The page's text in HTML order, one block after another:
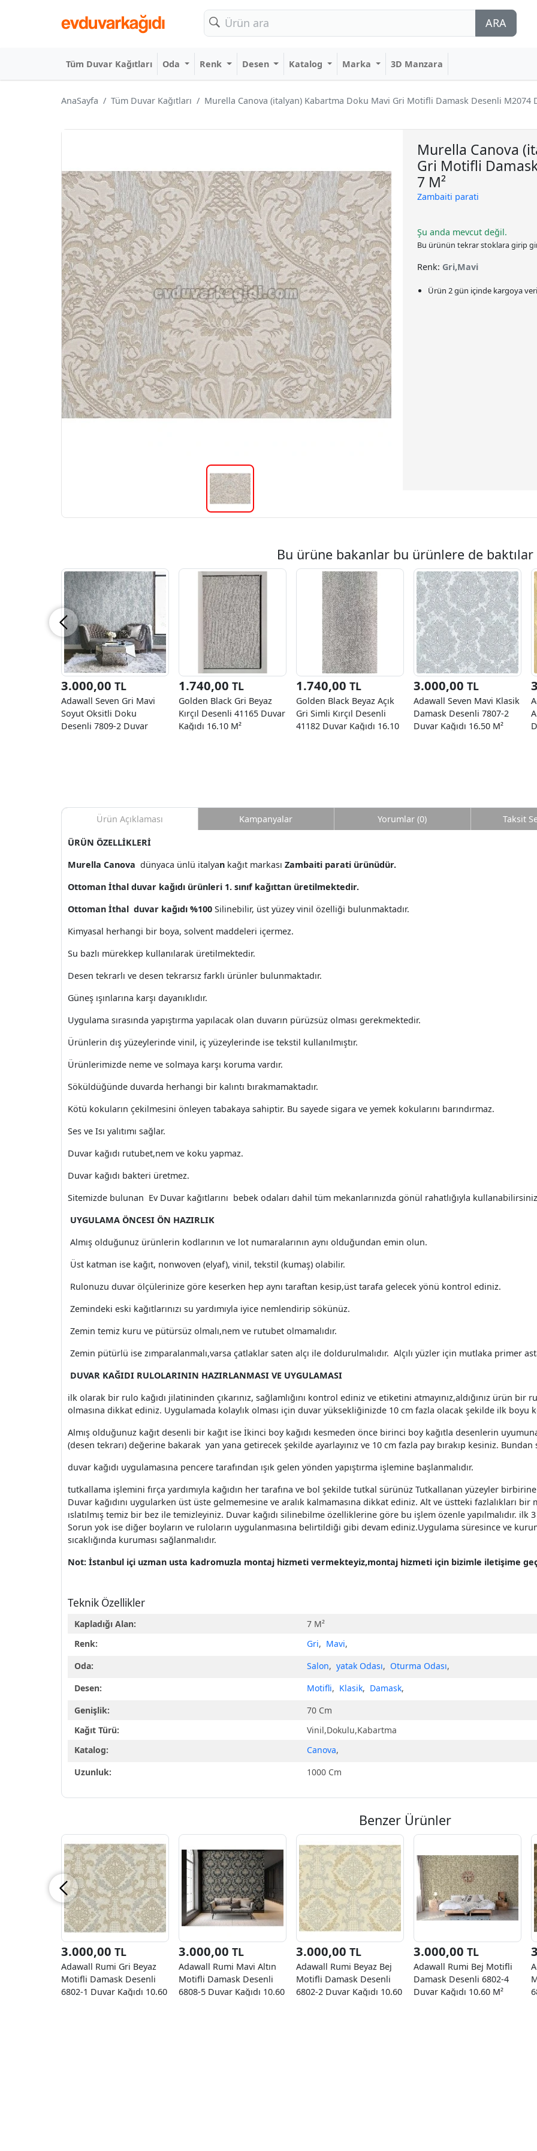
ARA
Tüm Duvar Kağıtları Oda Renk Desen Katalog Marka 3D Manzara
AnaSayfa Tüm Duvar Kağıtları Murella Canova (italyan) Kabartma Doku Mavi Gri Motifli Damask Desenli M2074
Murella Canova
Gri Motifli
7 M²
Zambaiti parati
Şu anda mevcut değil.
Bu ürünün tekrar stoklara girip
Renk: Gri,Mavi
Ürün 2 gün içinde kargoya
Bu ürüne bakanlar bu ürünlere de baktılar
3.000,00 TL
Adawall Seven Gri Mavi
Soyut Oksitli Doku
Desenli 7809-2 Duvar
1.740,00 TL
Golden Black Gri Beyaz
Kırçıl Desenli 41165 Duvar
Kağıdı 16.10 M²
1.740,00 TL
Golden Black Beyaz Açık
Gri Simli Kırçıl Desenli
41182 Duvar Kağıdı 16.10
3.000,00 TL
Adawall Seven Mavi Klasik
Damask Desenli 7807-2
Duvar Kağıdı 16.50 M²
Ürün Açıklaması
ÜRÜN ÖZELLİKLERİ
Murella Canova dünyaca ünlü italyan kağıt markası Zambaiti parati ürünüdür.
Ottoman İthal duvar kağıdı ürünleri 1. sınıf kağıttan üretilmektedir.
Ottoman İthal duvar kağıdı %100 Silinebilir, üst yüzey vinil özelliği bulunmaktadır.
Kimyasal herhangi bir boya, solvent maddeleri içermez.
Su bazlı mürekkep kullanılarak üretilmektedir.
Desen tekrarlı ve desen tekrarsız farklı ürünler bulunmaktadır.
Güneş ışınlarına karşı dayanıklıdır.
Uygulama sırasında yapıştırma yapılacak olan duvarın pürüzsüz olması gerekmektedir.
Ürünlerin dış yüzeylerinde vinil, iç yüzeylerinde ise tekstil kullanılmıştır.
Ürünlerimizde neme ve solmaya karşı koruma vardır.
Söküldüğünde duvarda herhangi bir kalıntı bırakmamaktadır.
Kötü kokuların çekilmesini önleyen tabakaya sahiptir. Bu sayede sigara ve yemek kokularını barındırmaz.
Ses ve Isı yalıtımı sağlar.
Duvar kağıdı rutubet,nem ve koku yapmaz.
Duvar kağıdı bakteri üretmez.
Sitemizde bulunan Ev Duvar kağıtlarını bebek odaları dahil tüm mekanlarınızda gönül rahatlığıyla kullanabilirsiniz
UYGULAMA ÖNCESI ÖN HAZIRLIK
Almış olduğunuz ürünlerin kodlarının ve lot numaralarının aynı olduğundan emin olun.
Üst katman ise kağıt, nonwoven (elyaf), vinil, tekstil (kumaş) olabilir.
Rulonuzu duvar ölçülerinize göre keserken hep aynı taraftan kesip,üst tarafa gelecek yönü kontrol ediniz.
Zemindeki eski kağıtlarınızı su yardımıyla iyice nemlendirip sökünüz.
Zemin temiz kuru ve pütürsüz olmalı,nem ve rutubet olmamalıdır.
Zemin pütürlü ise zımparalanmalı,varsa çatlaklar saten alçı ile doldurulmalıdır. Alçılı yüzler için mutlaka primer
DUVAR KAĞIDI RULOLARININ HAZIRLANMASI VE UYGULAMASI
ilk olarak bir rulo kağıdı jilatininden çıkarınız, sağlamlığını kontrol ediniz ve etiketini atmayınız,aldığınız ürün bir
olmasına dikkat ediniz. Uygulamada kolaylık olması için duvar yüksekliğinizde 10 cm fazla olacak şekilde ilk boyu
Almış olduğunuz kağıt desenli bir kağıt ise İkinci boy kağıdı kesmeden önce birinci boy kağıtla desenlerin
(desen tekrarı) değerine bakarak yan yana getirecek şekilde ayarlayınız ve 10 cm fazla pay bırakıp kesiniz.
duvar kağıdı uygulamasına pencere tarafından ışık gelen yönden yapıştırma işlemine başlanmalıdır.
tutkallama işlemini fırça yardımıyla kağıdın her tarafına ve bol şekilde tutkal sürünüz Tutkallanan yüzeyler
Duvar kağıdını uygularken üst üste gelmemesine ve aralık kalmamasına dikkat ediniz. Alt ve üstteki fazlalıkları
ıslatılmış temiz bir bez ile temizleyiniz. Duvar kağıdı silinebilme özelliklerine göre bu işlem özenle yapılmalıdır. ilk
Sorun yok ise diğer boyların ve ruloların uygulanmasına belirtildiği gibi devam ediniz.Uygulama süresince ve
sıcaklığında kuruması sağlanmalıdır.
Not: İstanbul içi uzman usta kadromuzla montaj hizmeti vermekteyiz,montaj hizmeti için bizimle iletişime
Teknik Özellikler
Kapladığı Alan:
7 M²
Renk:
Gri, Mavi,
Oda:
Salon, yatak Odası, Oturma Odası,
Desen:
Motifli, Klasik, Damask,
Genişlik:
70 Cm
Kağıt Türü:
Vinil,Dokulu,Kabartma
Katalog:
Canova,
Uzunluk:
1000 Cm
Kampanyalar Yorumlar (0) Taksit
Benzer Ürünler
3.000,00 TL
Adawall Rumi Gri Beyaz
Motifli Damask Desenli
6802-1 Duvar Kağıdı 10.60
3.000,00 TL
Adawall Rumi Mavi Altın
Motifli Damask Desenli
6808-5 Duvar Kağıdı 10.60
3.000,00 TL
Adawall Rumi Beyaz Bej
Motifli Damask Desenli
6802-2 Duvar Kağıdı 10.60
3.000,00 TL
Adawall Rumi Bej Motifli
Damask Desenli 6802-4
Duvar Kağıdı 10.60 M²